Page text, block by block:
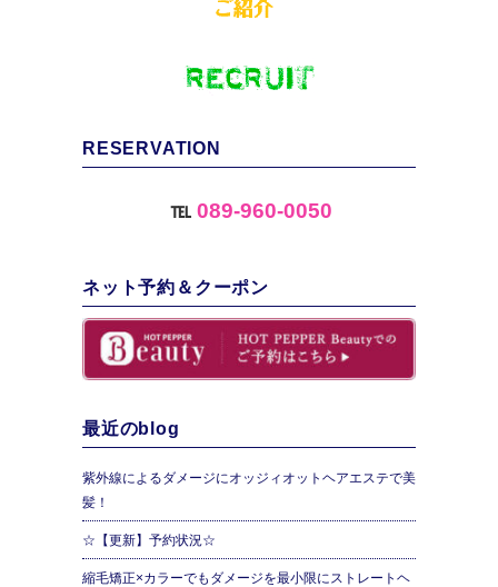
RESERVATION
℡ 089-960-0050
ネット予約＆クーポン
最近のblog
紫外線によるダメージにオッジィオットヘアエステで美
髪！
☆【更新】予約状況☆
縮毛矯正×カラーでもダメージを最小限にストレートヘ